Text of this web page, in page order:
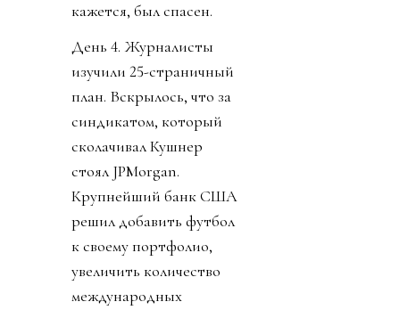
кажется, был спасен.
День 4. Журналисты
изучили 25-страничный
план. Вскрылось, что за
синдикатом, который
сколачивал Кушнер
стоял JPMorgan.
Крупнейший банк США
решил добавить футбол
к своему портфолио,
увеличить количество
международных